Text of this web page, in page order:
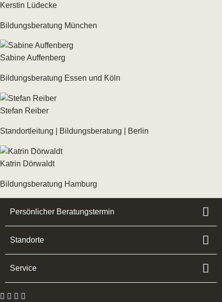
Kerstin Lüdecke
Bildungsberatung München
Sabine Auffenberg
Bildungsberatung Essen und Köln
Stefan Reiber
Standortleitung | Bildungsberatung | Berlin
Katrin Dörwaldt
Bildungsberatung Hamburg
Persönlicher Beratungstermin
Standorte
Service